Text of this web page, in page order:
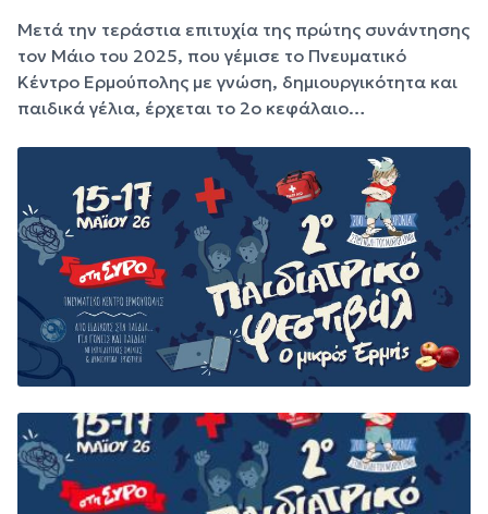
Μετά την τεράστια επιτυχία της πρώτης συνάντησης
τον Μάιο του 2025, που γέμισε το Πνευματικό
Κέντρο Ερμούπολης με γνώση, δημιουργικότητα και
παιδικά γέλια, έρχεται το 2ο κεφάλαιο…